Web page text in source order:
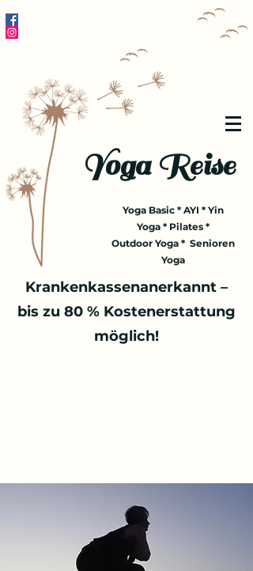
Yoga Reise
Yoga Basic * AYI * Yin
Yoga * Pilates *
Outdoor Yoga * Senioren
Yoga
Krankenkassenanerkannt –
bis zu 80 % Kostenerstattung
möglich!